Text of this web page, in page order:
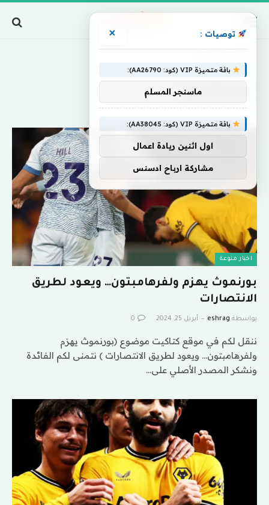
ولفرهامبتون
اخبار منوعة
بورنموث يهزم ولفرهامبتون… ويعود لطريق
الانتصارات
بواسطة eshrag أبريل 25, 2024 0
ننقل لكم في موقع كتاكيت موضوع (بورنموث يهزم
ولفرهامبتون… ويعود لطريق الانتصارات ) نتمنى لكم الفائدة
ونشكر المصدر الأصلي على…
توصيات : ×
باقة متميزة VIP (كود: AA26790):
ماسنجر المسلم
باقة متميزة VIP (كود: AA38045):
اول اثنين ريادة اعمال
مشاركة ارباح ادسنس